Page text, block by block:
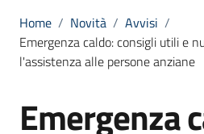
Amministrazione
Novità
Home / Novità / Avvisi /
Emergenza caldo: consigli utili e
l'assistenza alle persone anziane
Salta al contenuto
Emergenza